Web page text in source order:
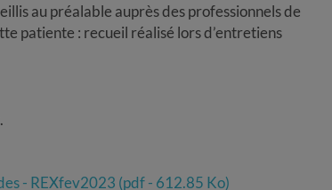
au préalable auprès des professionnels de
patiente : recueil réalisé lors d’entretiens
- REXfev2023 (pdf - 612.85 Ko)